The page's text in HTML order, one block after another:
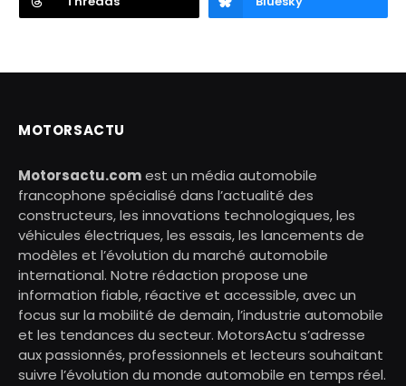
MOTORSACTU
Motorsactu.comest un média automobile
francophone spécialisé dans l’actualité des
constructeurs, les innovations technologiques, les
véhicules électriques, les essais, les lancements de
modèles et l’évolution du marché automobile
international. Notre rédaction propose une
information fiable, réactive et accessible, avec un
focus sur la mobilité de demain, l’industrie automobile
et les tendances du secteur. MotorsActu s’adresse
aux passionnés, professionnels et lecteurs souhaitant
suivre l’évolution du monde automobile en temps réel.